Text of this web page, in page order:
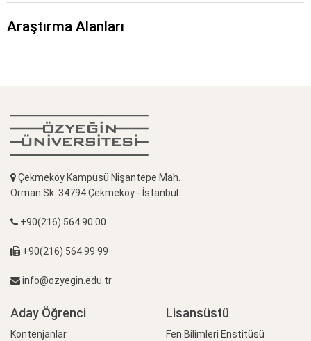
Araştırma Alanları
Çekmeköy Kampüsü Nişantepe Mah.
Orman Sk. 34794 Çekmeköy - İstanbul
+90(216) 564 90 00
+90(216) 564 99 99
info@ozyegin.edu.tr
Aday Öğrenci
Kontenjanlar
Lisansüstü
Fen Bilimleri Enstitüsü